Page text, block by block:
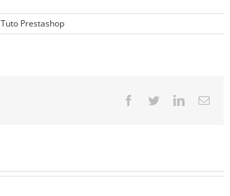
Tuto Prestashop
Facebook
TwitterLinkedInEmail